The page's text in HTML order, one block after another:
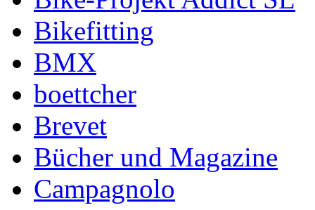
Bikefitting
BMX
boettcher
Brevet
Bücher und Magazine
Campagnolo